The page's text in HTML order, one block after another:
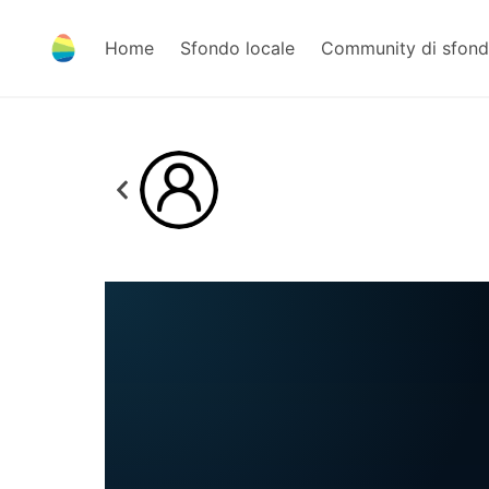
Home Sfondo locale Community di